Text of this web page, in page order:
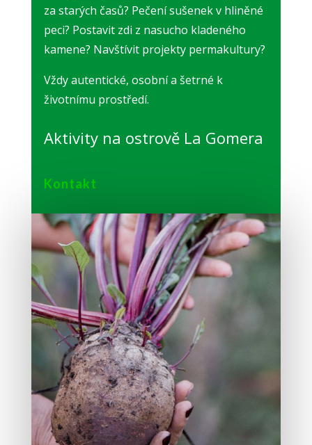
za starých časů? Pečení sušenek v hliněné
peci? Postavit zdi z nasucho kladeného
kamene? Navštívit projekty permakultury?
Vždy autentické, osobní a šetrné k
životnímu prostředí.
Aktivity na ostrově La Gomera
Kontakt